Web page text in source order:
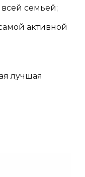
семьей;
активной
лучшая